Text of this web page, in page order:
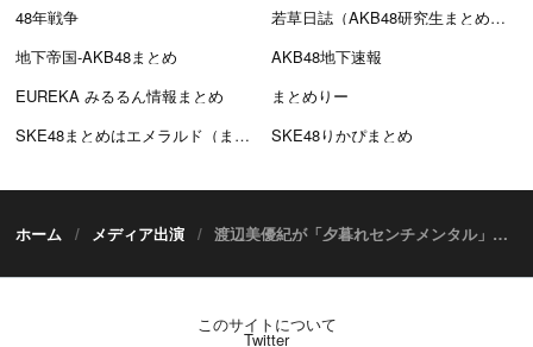
48年戦争
若草日誌（AKB48研究生まとめブログ）
地下帝国-AKB48まとめ
AKB48地下速報
EUREKA みるるん情報まとめ
まとめりー
SKE48まとめはエメラルド（まとえめ）
SKE48りかぴまとめ
ホーム メディア出演 渡辺美優紀が「夕暮れセンチメンタル」を披露！ テレ東「プレミアMelodiX！」 [4/29 26:50～]
このサイトについて
Twitter